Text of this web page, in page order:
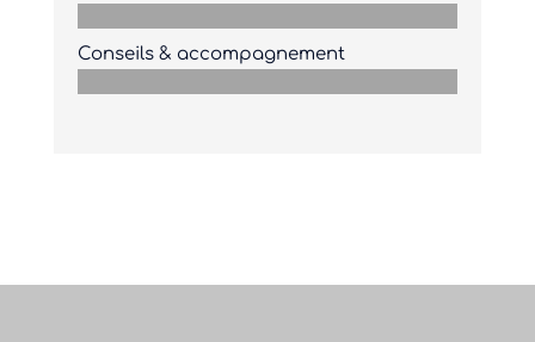
Conseils & accompagnement